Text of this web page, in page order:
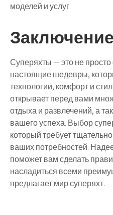
моделей и услуг.
Заключение
Суперяхты — это не
настоящие шедевры,
технологии, комфорт и
открывает перед вами
отдыха и развлечений, а
вашего успеха. Выбор
который требует
ваших потребностей.
поможет вам сделать
насладиться всеми
предлагает мир суперяхт.